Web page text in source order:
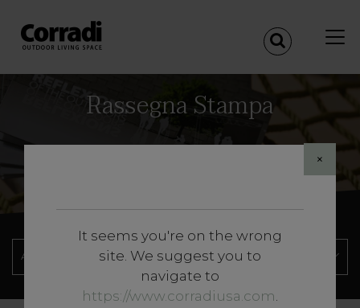
×
It seems you're on the wrong
site. We suggest you to
navigate to
https://www.corradiusa.com.
Rassegna Stampa